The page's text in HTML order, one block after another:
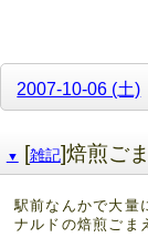
2007-10-06 (土)
▼ [雑記]焙煎ご
駅前なんかで大量
ナルドの焙煎ごま